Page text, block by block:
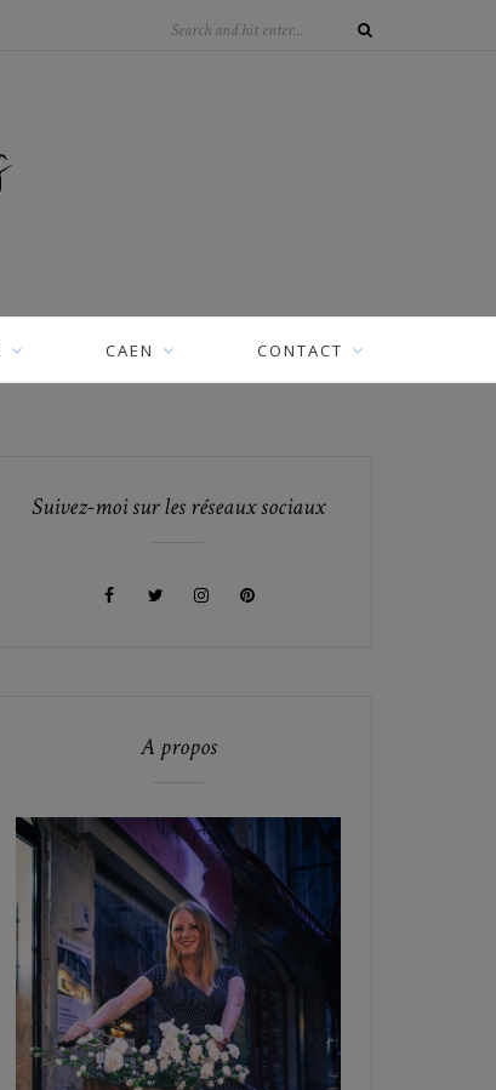
CAEN CONTACT
Suivez-moi sur les réseaux sociaux
A propos